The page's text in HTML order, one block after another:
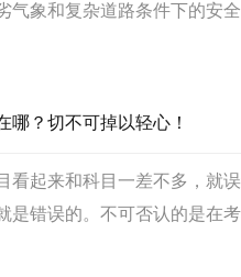
气象和复杂道路条件下的安
方法以及发生交通事故后的
哪？切不可掉以轻心！
看起来和科目一差不多，就
是错误的。不可否认的是在
的是由于科目一、科目四所